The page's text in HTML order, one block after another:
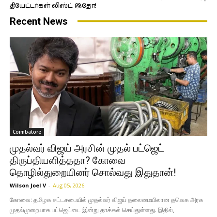
தியேட்டர்கள் லிஸ்ட் இதோ!
Recent News
Coimbatore
முதல்வர் விஜய் அரசின் முதல் பட்ஜெட்
திருப்தியளித்ததா? கோவை
தொழில்துறையினர் சொல்வது இதுதான்!
Wilson Joel V - Aug 05, 2026
கோவை: தமிழக சட்டசபையில் முதல்வர் விஜய் தலைமையிலான தவெக அரசு
முதல்முறையாக பட்ஜெட்டை இன்று தாக்கல் செய்துள்ளது. இதில்,